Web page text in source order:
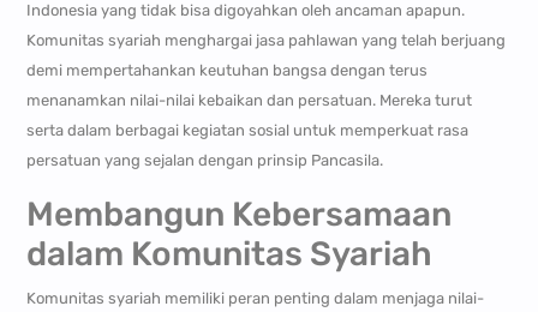
Indonesia yang tidak bisa digoyahkan oleh ancaman apapun.
Komunitas syariah menghargai jasa pahlawan yang telah berjuang
demi mempertahankan keutuhan bangsa dengan terus
menanamkan nilai-nilai kebaikan dan persatuan. Mereka turut
serta dalam berbagai kegiatan sosial untuk memperkuat rasa
persatuan yang sejalan dengan prinsip Pancasila.
Membangun Kebersamaan
dalam Komunitas Syariah
Komunitas syariah memiliki peran penting dalam menjaga nilai-